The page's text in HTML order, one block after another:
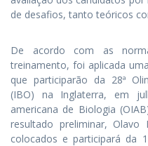
de desafios, tanto teóricos
De acordo com as
treinamento, foi aplicada
que participarão da 28ª
(IBO) na Inglaterra, em
americana de Biologia
resultado preliminar,
colocados e participará da